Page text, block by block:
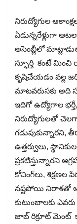
నిరుద్యోగుల
ఏడున్నరేళ్లుగా
అసెంబ్లీలో
స్ఫూర్తి కంటే మించి
కృషిచేయడం వల్ల
మాటవరుసకు అది
ఇదిగో ఉద్యోగాల
నిరుద్యోగులతో
గడుపుకున్నారని,
ఉత్తర్వులు,
ప్రకటిస్తున్నారని
కోచింగ్​లు, శిక్షణల
నష్టపోయి నిరాశతో
కుటుంబాలకు
జాబ్​ రిక్రూట్​ మెంట్